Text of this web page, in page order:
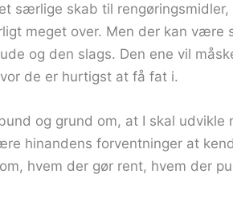
særlige skab til
meget over. Men der kan være
og den slags. Den ene vil
de er hurtigst at få fat i.
og grund om, at I skal
hinandens forventninger at
hvem der gør rent, hvem der